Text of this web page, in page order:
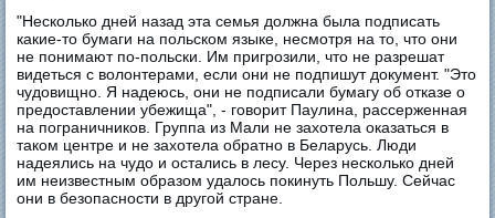
"Несколько дней назад эта семья должна была подписать
какие-то бумаги на польском языке, несмотря на то, что они
не понимают по-польски. Им пригрозили, что не разрешат
видеться с волонтерами, если они не подпишут документ. "Это
чудовищно. Я надеюсь, они не подписали бумагу об отказе о
предоставлении убежища", - говорит Паулина, рассерженная
на пограничников. Группа из Мали не захотела оказаться в
таком центре и не захотела обратно в Беларусь. Люди
надеялись на чудо и остались в лесу. Через несколько дней
им неизвестным образом удалось покинуть Польшу. Сейчас
они в безопасности в другой стране.